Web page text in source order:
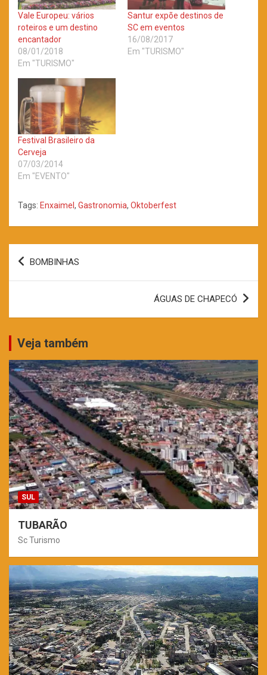
Vale Europeu: vários
roteiros e um destino
encantador
08/01/2018
Em "TURISMO"
Santur expõe destinos de
SC em eventos
16/08/2017
Em "TURISMO"
Festival Brasileiro da
Cerveja
07/03/2014
Em "EVENTO"
Tags: Enxaimel , Gastronomia, Oktoberfest
Navegação
de
BOMBINHAS
ÁGUAS DE CHAPECÓ
Veja também
SUL
TUBARÃO
Sc Turismo